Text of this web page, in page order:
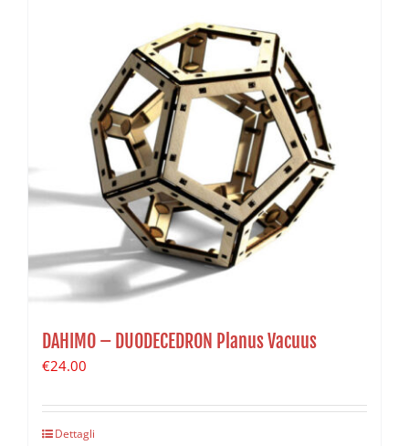
DAHIMO – DUODECEDRON Planus Vacuus
€24.00
Dettagli